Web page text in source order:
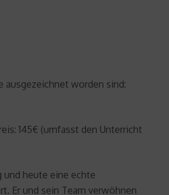
ausgezeichnet worden sind:
145€ (umfasst den Unterricht
und heute eine echte
Er und sein Team verwöhnen